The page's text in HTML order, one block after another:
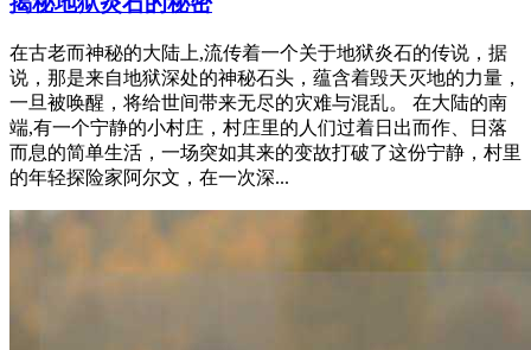
在古老而神秘的大陆上,流传着一个关于地狱炎石的传说，据
说，那是来自地狱深处的神秘石头，蕴含着毁天灭地的力量，
一旦被唤醒，将给世间带来无尽的灾难与混乱。 在大陆的南
端,有一个宁静的小村庄，村庄里的人们过着日出而作、日落
而息的简单生活，一场突如其来的变故打破了这份宁静，村里
的年轻探险家阿尔文，在一次深...